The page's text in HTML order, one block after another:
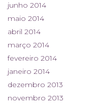
junho 2014
maio 2014
abril 2014
março 2014
fevereiro 2014
janeiro 2014
dezembro 2013
novembro 2013